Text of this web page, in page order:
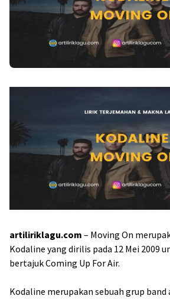
artiliriklagu.com – Moving On
Kodaline yang dirilis pada 12 Mei 2009
bertajuk Coming Up For Air.
Kodaline merupakan sebuah grup band